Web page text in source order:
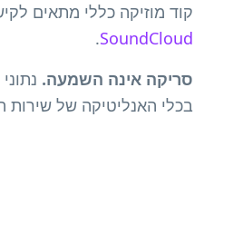
קוד מוזיקה כללי מתאים
SoundCloud
.
סריקה אינה השמעה.
בכלי האנליטיקה של שירות